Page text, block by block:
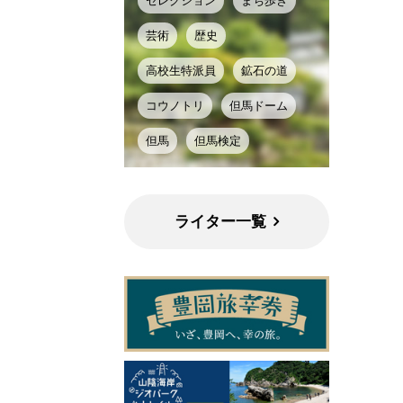
芸術 歴史
高校生特派員 鉱石の道
コウノトリ 但馬ドーム
但馬 但馬検定
ライター一覧